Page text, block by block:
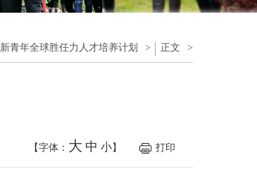
新青年全球胜任力人才培养计划 > 正文 >
【字体： 大 中 小】 打印